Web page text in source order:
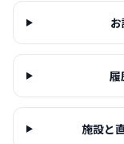
履
施設と